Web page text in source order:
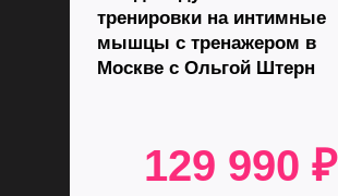
тренировки на интимные
мышцы с тренажером в
Москве с Ольгой Штерн
129 990 ₽
оформить
рассрочку: